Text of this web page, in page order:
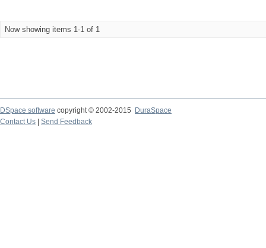
Now showing items 1-1 of 1
DSpace software copyright © 2002-2015
DuraSpace
Contact Us
Send Feedback